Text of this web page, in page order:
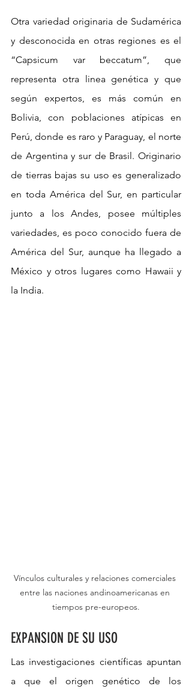
Otra variedad originaria de Sudamérica
y desconocida en otras regiones es el
“Capsicum var beccatum”, que
representa otra linea genética y que
según expertos, es más común en
Bolivia, con poblaciones atípicas en
Perú, donde es raro y Paraguay, el norte
de Argentina y sur de Brasil. Originario
de tierras bajas su uso es generalizado
en toda América del Sur, en particular
junto a los Andes, posee múltiples
variedades, es poco conocido fuera de
América del Sur, aunque ha llegado a
México y otros lugares como Hawaii y
la India.
Vínculos culturales y relaciones comerciales
entre las naciones andinoamericanas en
tiempos pre-europeos.
EXPANSION DE SU USO
Las investigaciones científicas apuntan
a que el origen genético de los